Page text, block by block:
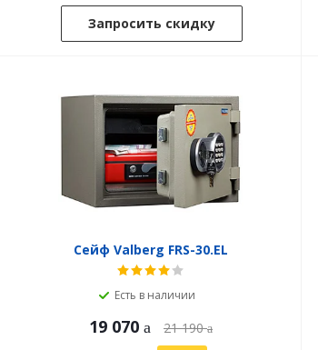
Запросить скидку
Сейф Valberg FRS-30.EL
Есть в наличии
19 070 21 190